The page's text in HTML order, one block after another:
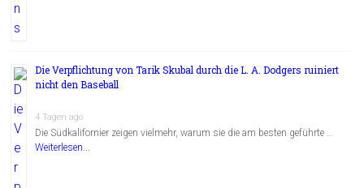
Die Verpflichtung von Tarik Skubal durch die L. A. Dodgers ruiniert
nicht den Baseball
4 Tagen ago
Die Südkalifornier zeigen vielmehr, warum sie die am besten geführte …
Weiterlesen...